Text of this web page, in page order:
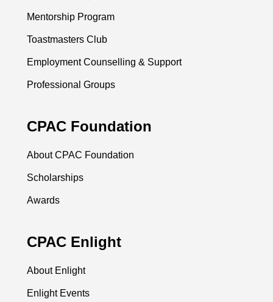
Mentorship Program
Toastmasters Club
Employment Counselling & Support
Professional Groups
CPAC Foundation
About CPAC Foundation
Scholarships
Awards
CPAC Enlight
About Enlight
Enlight Events